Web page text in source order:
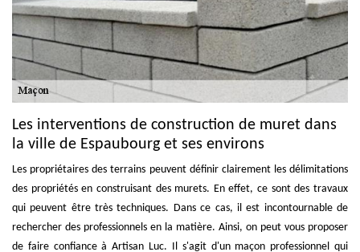
Les interventions de construction de muret dans
la ville de Espaubourg et ses environs
Les propriétaires des terrains peuvent définir clairement les délimitations
des propriétés en construisant des murets. En effet, ce sont des travaux
qui peuvent être très techniques. Dans ce cas, il est incontournable de
rechercher des professionnels en la matière. Ainsi, on peut vous proposer
de faire confiance à Artisan Luc. Il s'agit d'un maçon professionnel qui